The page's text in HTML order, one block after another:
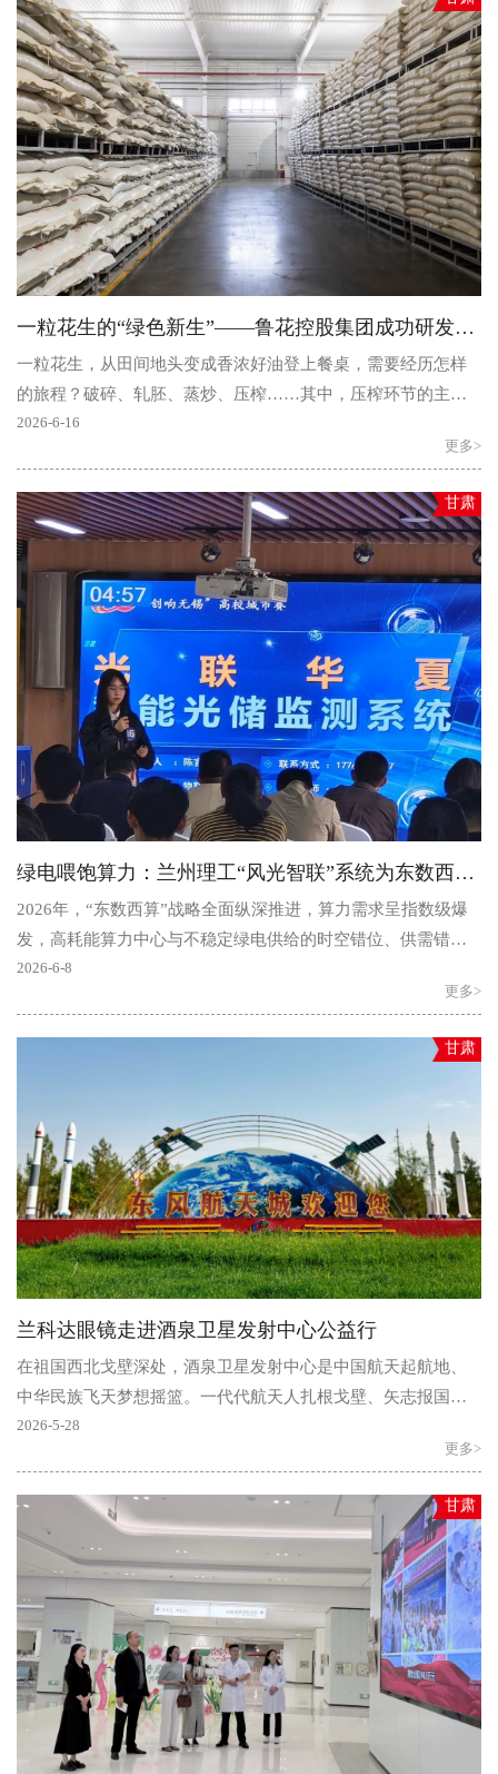
一粒花生的“绿色新生”——鲁花控股集团成功研发花生蛋白肽肥
一粒花生，从田间地头变成香浓好油登上餐桌，需要经历怎样
的旅程？破碎、轧胚、蒸炒、压榨……其中，压榨环节的主要
产物——花生饼粕，作为花生油生产的主要伴生品，仍然保..
2026-6-16
更多>
甘肃
绿电喂饱算力：兰州理工“风光智联”系统为东数西算注入绿色动能
2026年，“东数西算”战略全面纵深推进，算力需求呈指数级爆
发，高耗能算力中心与不稳定绿电供给的时空错位、供需错
配，成为制约国家算力网络高质量发展的核心瓶颈。今日，..
2026-6-8
更多>
甘肃
兰科达眼镜走进酒泉卫星发射中心公益行
在祖国西北戈壁深处，酒泉卫星发射中心是中国航天起航地、
中华民族飞天梦想摇篮。一代代航天人扎根戈壁、矢志报国，
以双眼凝望苍穹，清晰健康的视界是他们逐梦星辰的底气，..
2026-5-28
更多>
甘肃